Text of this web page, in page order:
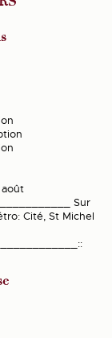
Sur
Cité, St Michel